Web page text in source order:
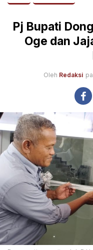
Pj Bupati
Oge dan
Oleh Redaksi